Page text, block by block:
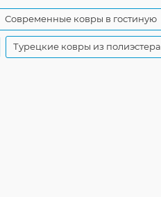
Современные ковры в гостиную
Турецкие ковры из полиэстера